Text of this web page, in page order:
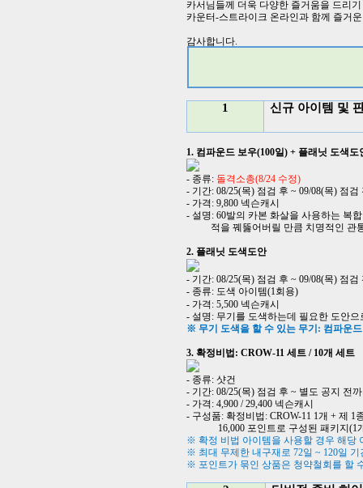
카서님들께 더욱 다양한 즐거움을 드리
카운터-스트라이크 온라인과 함께 즐거
감사합니다.
1 신규 아이템 및
1. 컴파운드 보우(100일) + 플래닛 도색도
- 종류: 돌격소총(8/24 수정)
- 기간: 08/25(목) 점검 후 ~ 09/08(목) 점검
- 가격 : 9,800 넥슨캐시
- 설명: 60발의 카본 화살을 사용하는 복
적을 꿰뚫어버릴 만큼 치명적인 관
2. 플래닛 도색도안
- 기간: 08/25(목) 점검 후 ~ 09/08(목) 점검
- 종류: 도색 아이템(1 회용)
- 가격: 5,500 넥슨캐시
- 설명: 무기를 도색하는데 필요한 도안
※ 무기 도색을 할 수 있는 무기: 컴파운
3. 확정비법: CROW-11 세트 / 10개 세트
- 종류: 샷건
- 기간: 08/25(목) 점검 후 ~ 별도 공지 전
- 가격: 4,900 / 29,400 넥슨캐시
- 구성품: 확정비법: CROW-11 1 개 + 제 1
16,000 포인트로 구성된 패키지(1
※ 확정 비법 아이템을 사용할 경우 해당
※ 최대 무제한 내구재로 72일 ~ 120일 기
※ 포인트가 묶인 상품은 청약철회를 할